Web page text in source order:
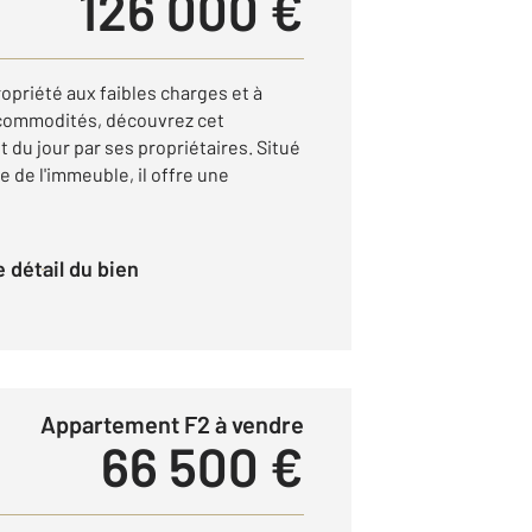
aux faibles charges et à
découvrez cet
du jour par ses propriétaires. Situé
de l'immeuble, il offre une
détail du bien
Appartement F2 à vendre
66 500 €